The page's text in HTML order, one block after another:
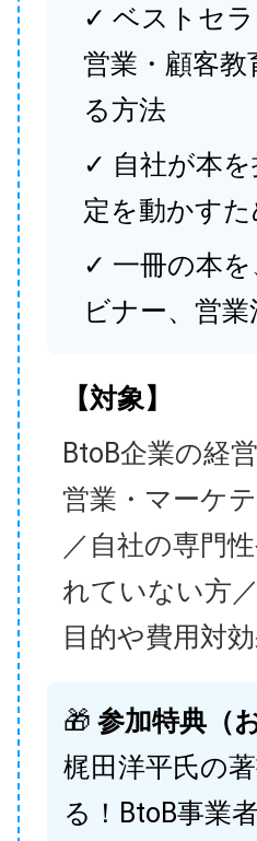
✓ ベストセ
営業・顧客
る方法
✓ 自社が本
定を動かす
✓ 一冊の本
ビナー、営
【対象】
BtoB企業の経
営業・マーケ
／自社の専門
れていない方
目的や費用対
🎁 参加特典（
梶田洋平氏の
る！BtoB事業